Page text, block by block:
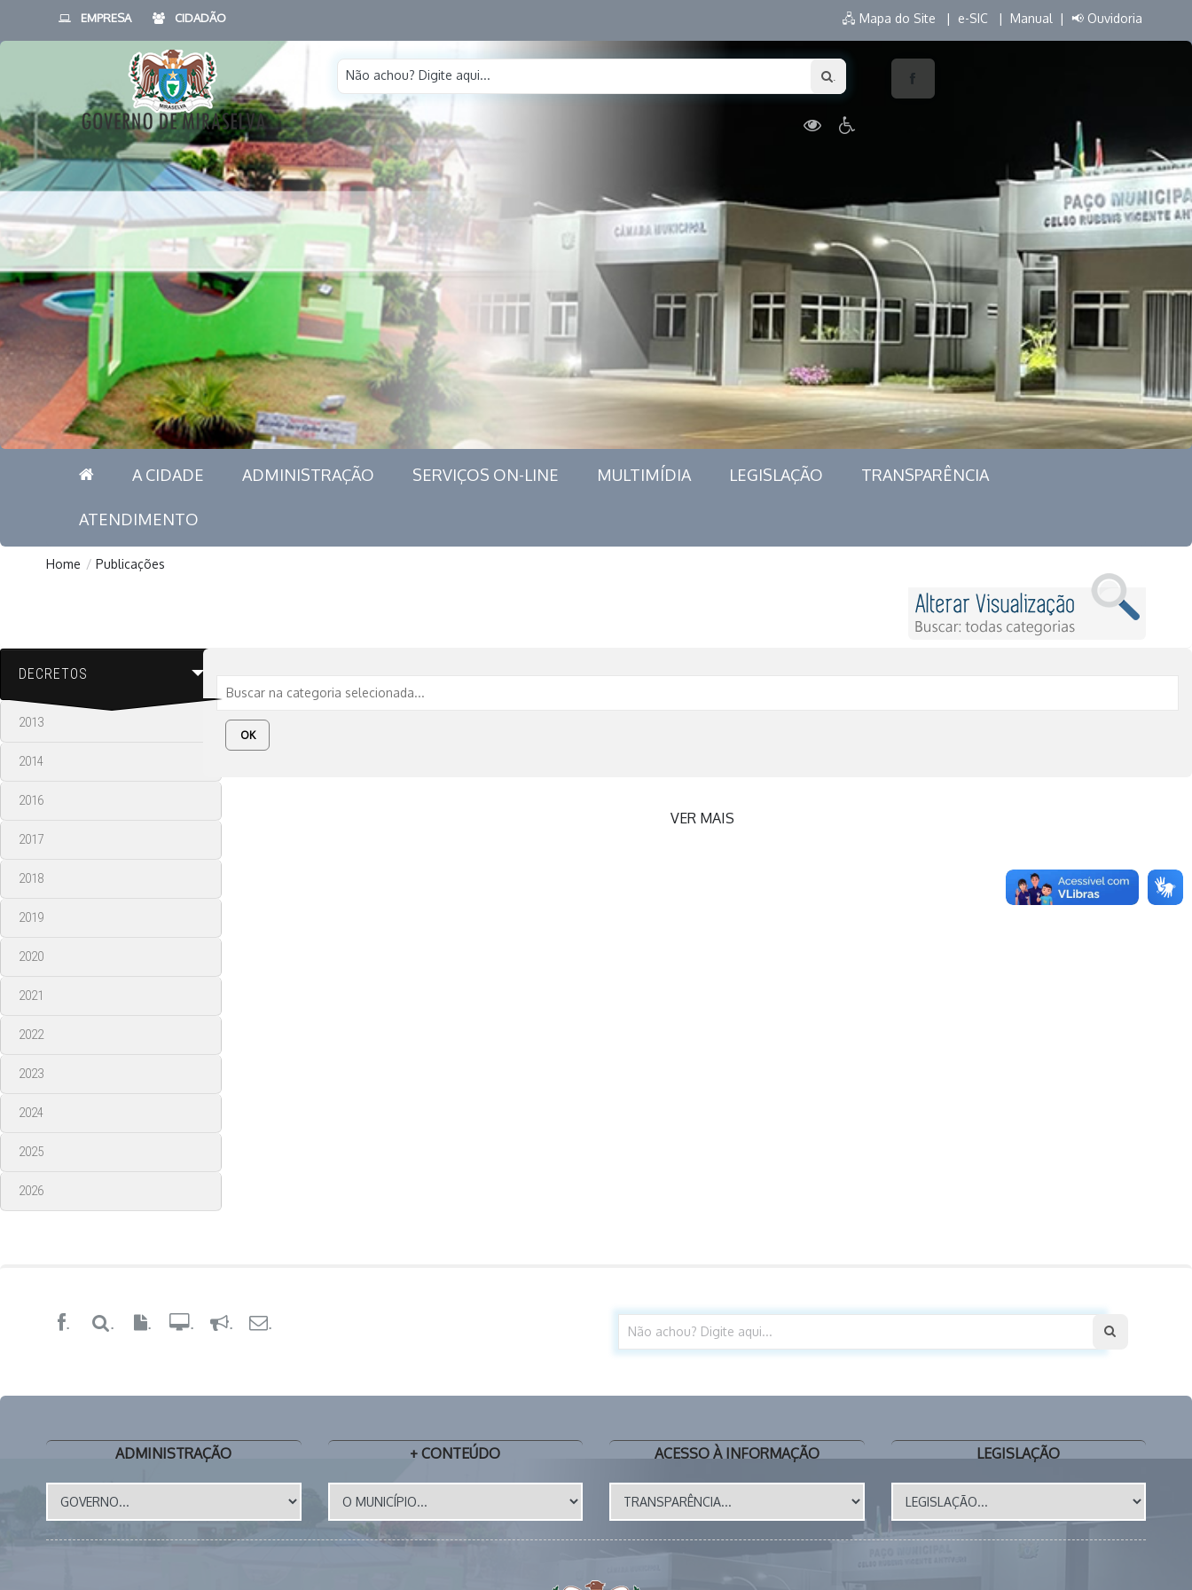
🖧 Mapa do Site | e-SIC | Manual | 📢 Ouvidoria
EMPRESA CIDADÃO
Não achou? Digite aqui...
A CIDADE ADMINISTRAÇÃO SERVIÇOS ON-LINE MULTIMÍDIA LEGISLAÇÃO TRANSPARÊNCIA
ATENDIMENTO
Home / Publicações
DECRETOS
2013
2014
2016
2017
2018
2019
2020
2021
2022
2023
2024
2025
2026
OK
VER MAIS
. . .
ADMINISTRAÇÃO + CONTEÚDO ACESSO À INFORMAÇÃO LEGISLAÇÃO